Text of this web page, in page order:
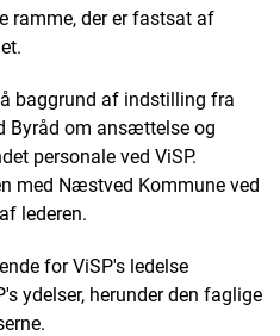
ramme, der er fastsat af
baggrund af indstilling fra
Byråd om ansættelse og
personale ved ViSP.
med Næstved Kommune ved
lederen.
for ViSP's ledelse
ydelser, herunder den faglige